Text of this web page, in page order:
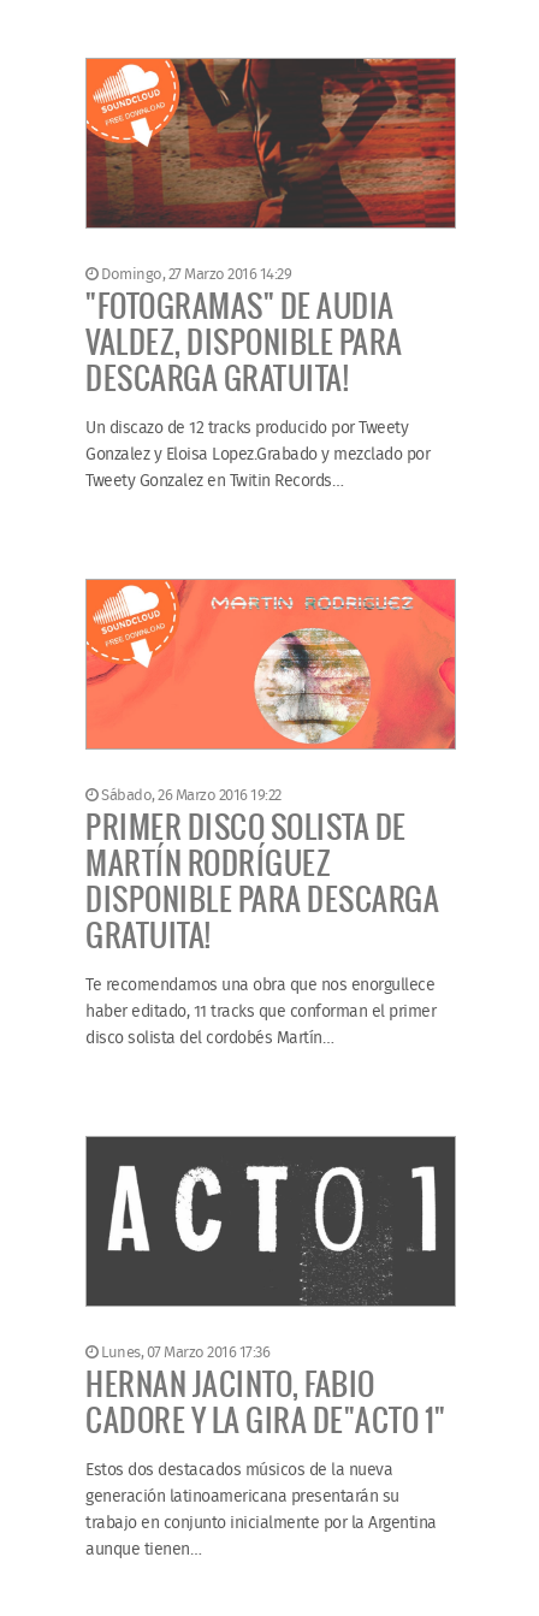
Domingo, 27 Marzo 2016 14:29
"FOTOGRAMAS" DE AUDIA
VALDEZ, DISPONIBLE PARA
DESCARGA GRATUITA!
Un discazo de 12 tracks producido por Tweety
Gonzalez y Eloisa Lopez.Grabado y mezclado por
Tweety Gonzalez en Twitin Records…
Sábado, 26 Marzo 2016 19:22
PRIMER DISCO SOLISTA DE
MARTÍN RODRÍGUEZ
DISPONIBLE PARA DESCARGA
GRATUITA!
Te recomendamos una obra que nos enorgullece
haber editado, 11 tracks que conforman el primer
disco solista del cordobés Martín…
Lunes, 07 Marzo 2016 17:36
HERNAN JACINTO, FABIO
CADORE Y LA GIRA DE"ACTO 1"
Estos dos destacados músicos de la nueva
generación latinoamericana presentarán su
trabajo en conjunto inicialmente por la Argentina
aunque tienen…